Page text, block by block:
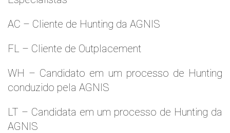
AC – Cliente de Hunting da AGNIS
FL – Cliente de Outplacement
WH – Candidato em um processo de Hunting
conduzido pela AGNIS
LT – Candidata em um processo de Hunting da
AGNIS